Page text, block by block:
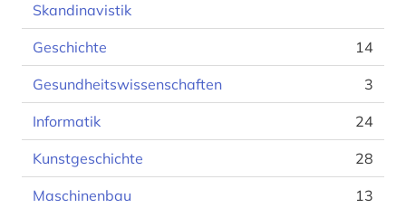
Skandinavistik
Geschichte 14
Gesundheitswissenschaften 3
Informatik 24
Kunstgeschichte 28
Maschinenbau 13